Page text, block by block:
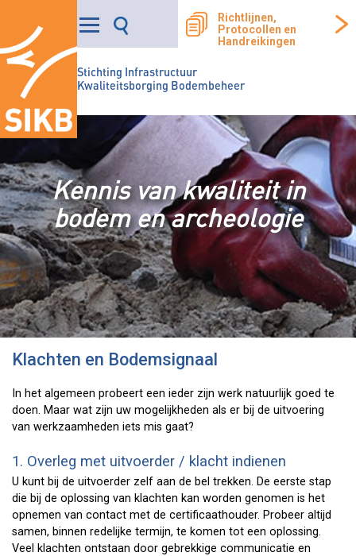
Stichting Infrastructuur
Kwaliteitsborging Bodembeheer
Richtlijnen,
Protocollen en
Handreikingen
Kennis van kwaliteit in
bodem en archeologie
Klachten en Bodemsignaal
In het algemeen probeert een ieder zijn werk natuurlijk goed te
doen. Maar wat zijn uw mogelijkheden als er bij de uitvoering
van werkzaamheden iets mis gaat?
1. Overleg met uitvoerder / klacht indienen
U kunt bij de uitvoerder zelf aan de bel trekken. De eerste stap
die bij de oplossing van klachten kan worden genomen is het
opnemen van contact met de certificaathouder. Probeer altijd
samen, binnen redelijke termijn, te komen tot een oplossing.
Veel klachten ontstaan door gebrekkige communicatie en